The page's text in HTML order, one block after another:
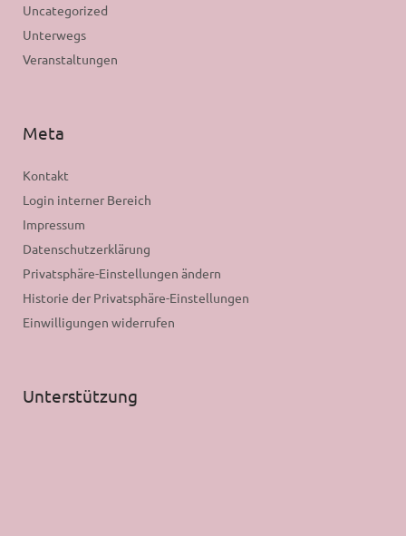
Uncategorized
Unterwegs
Veranstaltungen
Meta
Kontakt
Login interner Bereich
Impressum
Datenschutzerklärung
Privatsphäre-Einstellungen ändern
Historie der Privatsphäre-Einstellungen
Einwilligungen widerrufen
Unterstützung